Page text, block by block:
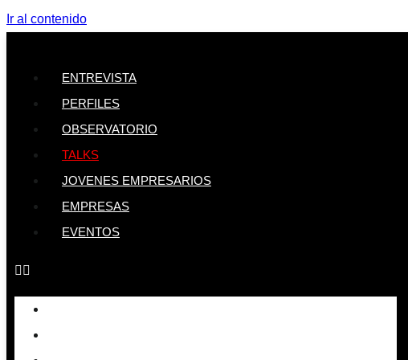
Ir al contenido
ENTREVISTA
PERFILES
OBSERVATORIO
TALKS
JOVENES EMPRESARIOS
EMPRESAS
EVENTOS